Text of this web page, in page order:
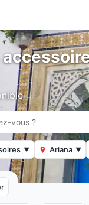
▼ Ariana ▼